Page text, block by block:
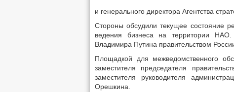
и генерального директора Агентства
Стороны обсудили текущее состояние
ведения бизнеса на территории
Владимира Путина правительством
Площадкой для межведомственного
заместителя председателя
заместителя руководителя
Орешкина.